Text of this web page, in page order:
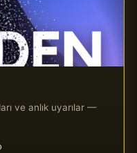
ve anlık uyarılar —